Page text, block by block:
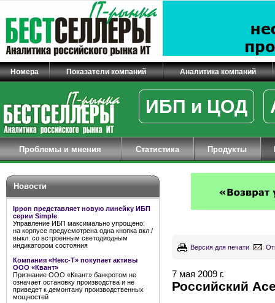
Номера Показатели компаний Аналитика компаний
ИБП и ЦОД
Проблемы и мнения Статистика Продукты
Новости
Ippon представляет новую линейку ИБП
серии Simple
Управление ИБП максимально упрощено:
на корпусе предусмотрена одна кнопка вкл./
выкл. со встроенным светодиодным
индикатором состояния
Компания «Некс-Т» покупает активы
ООО «Квант»
Признание ООО «Квант» банкротом не
означает остановку производства и не
приведет к демонтажу производственных
мощностей
Версия для печати
7 мая 2009 г.
Российский